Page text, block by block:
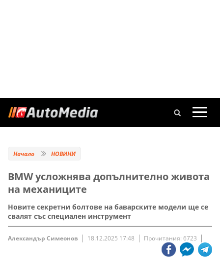
Начало НОВИНИ
BMW усложнява допълнително живота
на механиците
Новите секретни болтове на баварските модели ще се
свалят със специален инструмент
Александър Симеонов 18.12.2025 17:48 Прочитания: 6723